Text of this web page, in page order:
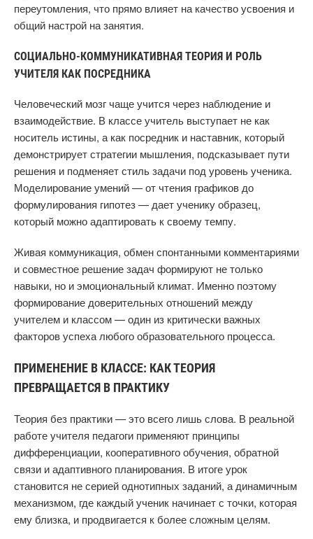
переутомления, что прямо влияет на качество усвоения и
общий настрой на занятия.
СОЦИАЛЬНО-КОММУНИКАТИВНАЯ ТЕОРИЯ И РОЛЬ
УЧИТЕЛЯ КАК ПОСРЕДНИКА
Человеческий мозг чаще учится через наблюдение и
взаимодействие. В классе учитель выступает не как
носитель истины, а как посредник и наставник, который
демонстрирует стратегии мышления, подсказывает пути
решения и подменяет стиль задачи под уровень ученика.
Моделирование умений — от чтения графиков до
формулирования гипотез — дает ученику образец,
который можно адаптировать к своему темпу.
Живая коммуникация, обмен спонтанными комментариями
и совместное решение задач формируют не только
навыки, но и эмоциональный климат. Именно поэтому
формирование доверительных отношений между
учителем и классом — один из критически важных
факторов успеха любого образовательного процесса.
ПРИМЕНЕНИЕ В КЛАССЕ: КАК ТЕОРИЯ
ПРЕВРАЩАЕТСЯ В ПРАКТИКУ
Теория без практики — это всего лишь слова. В реальной
работе учителя педагоги применяют принципы
дифференциации, кооперативного обучения, обратной
связи и адаптивного планирования. В итоге урок
становится не серией однотипных заданий, а динамичным
механизмом, где каждый ученик начинает с точки, которая
ему близка, и продвигается к более сложным целям.